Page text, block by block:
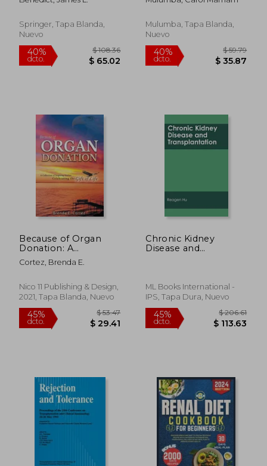
Face and Upper
Consent (en Inglés)
Springer, Tapa Blanda,
Nuevo
40%
dcto.
Inglés)
Mulumba, Tapa Blanda,
Nuevo
40%
dcto.
Because of Organ
Donation: A
Collection of
Inspiring Stories
of Life (en Inglés)
Cortez, Brenda E.
Nico 11 Publishing & Design,
2021, Tapa Blanda, Nuevo
Chronic Kidney
Disease and
ML Books International -
IPS, Tapa Dura, Nuevo